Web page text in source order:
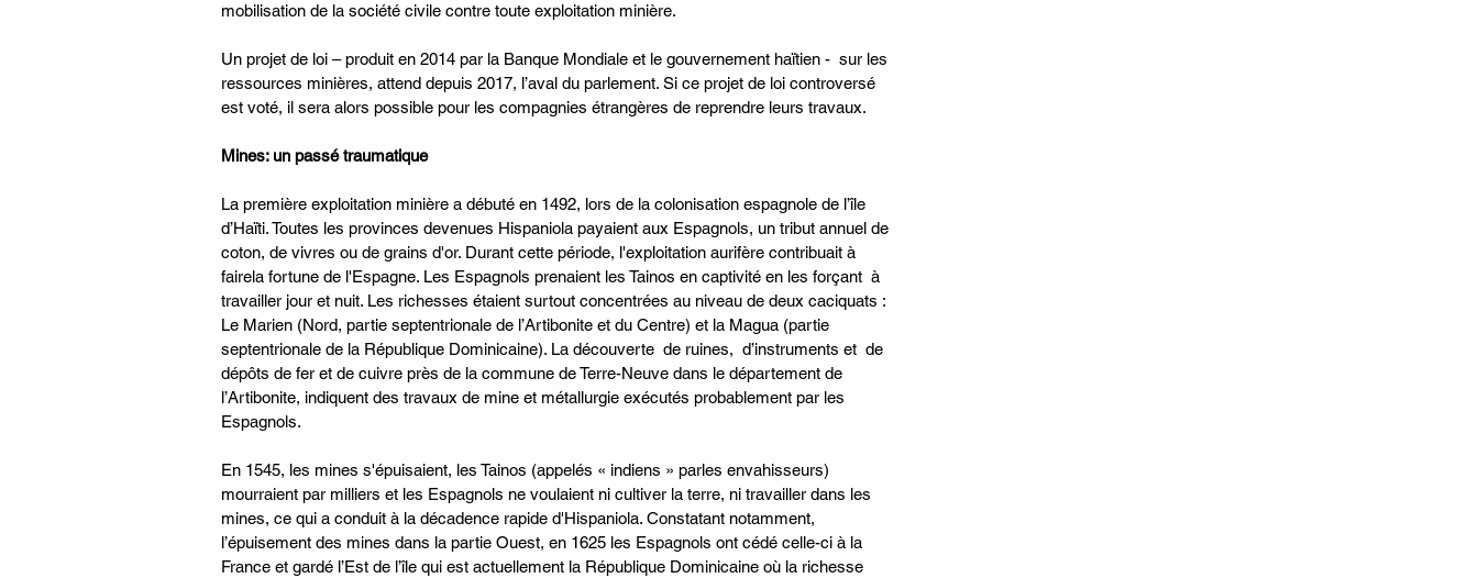
mobilisation de la société civile contre toute exploitation minière.
Un projet de loi – produit en 2014 par la Banque Mondiale et le gouvernement haïtien -  sur les
ressources minières, attend depuis 2017, l’aval du parlement. Si ce projet de loi controversé
est voté, il sera alors possible pour les compagnies étrangères de reprendre leurs travaux.
Mines: un passé traumatique
La première exploitation minière a débuté en 1492, lors de la colonisation espagnole de l’île
d’Haïti. Toutes les provinces devenues Hispaniola payaient aux Espagnols, un tribut annuel de
coton, de vivres ou de grains d'or. Durant cette période, l'exploitation aurifère contribuait à
fairela fortune de l'Espagne. Les Espagnols prenaient les Tainos en captivité en les forçant  à
travailler jour et nuit. Les richesses étaient surtout concentrées au niveau de deux caciquats :
Le Marien (Nord, partie septentrionale de l’Artibonite et du Centre) et la Magua (partie
septentrionale de la République Dominicaine). La découverte  de ruines,  d’instruments et  de
dépôts de fer et de cuivre près de la commune de Terre-Neuve dans le département de
l’Artibonite, indiquent des travaux de mine et métallurgie exécutés probablement par les
Espagnols.
En 1545, les mines s'épuisaient, les Tainos (appelés « indiens » parles envahisseurs)
mourraient par milliers et les Espagnols ne voulaient ni cultiver la terre, ni travailler dans les
mines, ce qui a conduit à la décadence rapide d'Hispaniola. Constatant notamment,
l’épuisement des mines dans la partie Ouest, en 1625 les Espagnols ont cédé celle-ci à la
France et gardé l’Est de l’île qui est actuellement la République Dominicaine où la richesse